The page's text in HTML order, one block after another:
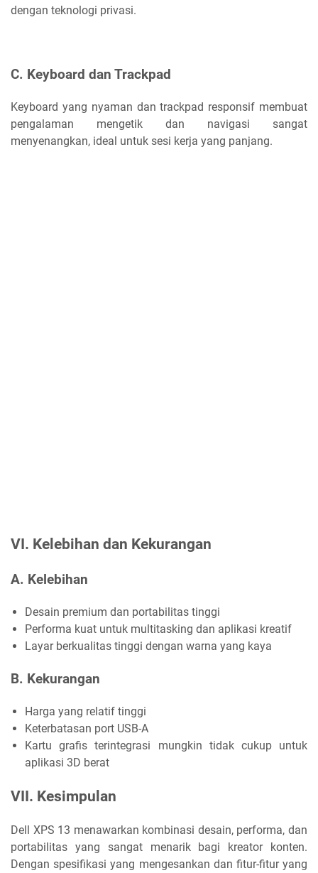
dengan teknologi privasi.
C. Keyboard dan Trackpad
Keyboard yang nyaman dan trackpad responsif membuat
pengalaman mengetik dan navigasi sangat
menyenangkan, ideal untuk sesi kerja yang panjang.
VI. Kelebihan dan Kekurangan
A. Kelebihan
Desain premium dan portabilitas tinggi
Performa kuat untuk multitasking dan aplikasi kreatif
Layar berkualitas tinggi dengan warna yang kaya
B. Kekurangan
Harga yang relatif tinggi
Keterbatasan port USB-A
Kartu grafis terintegrasi mungkin tidak cukup untuk
aplikasi 3D berat
VII. Kesimpulan
Dell XPS 13 menawarkan kombinasi desain, performa, dan
portabilitas yang sangat menarik bagi kreator konten.
Dengan spesifikasi yang mengesankan dan fitur-fitur yang